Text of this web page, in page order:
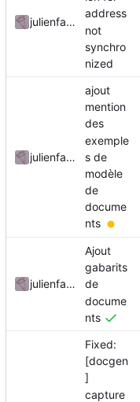
julienfastre
address
not
synchro
nized
julienfastre
ajout
mention
des
exemple
s de
modèle
de
docume
nts
julienfastre
Ajout
gabarits
de
docume
nts
Fixed:
[docgen
]
capture